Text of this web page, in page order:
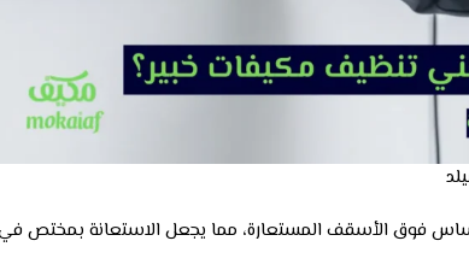
فوق الأسقف المستعارة، مما يجعل الاستعانة بمختص